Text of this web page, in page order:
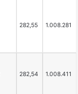
282,55 1.008.281
282,54 1.008.411